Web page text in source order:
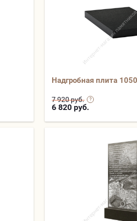
Надгробная плита
7 920 руб.
6 820 руб.